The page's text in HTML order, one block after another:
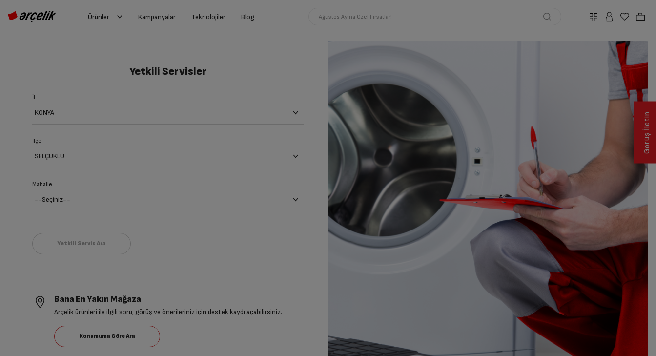
Ürünler Kampanyalar Teknolojiler Blog Ağustos Ayına Özel Fırsatlar!
Yetkili Servisler
İl
İlçe
Mahalle
Bana En Yakın Mağaza
Arçelik ürünleri ile ilgili soru, görüş ve önerileriniz için destek kaydı açabilirsiniz.
Görüş İletin